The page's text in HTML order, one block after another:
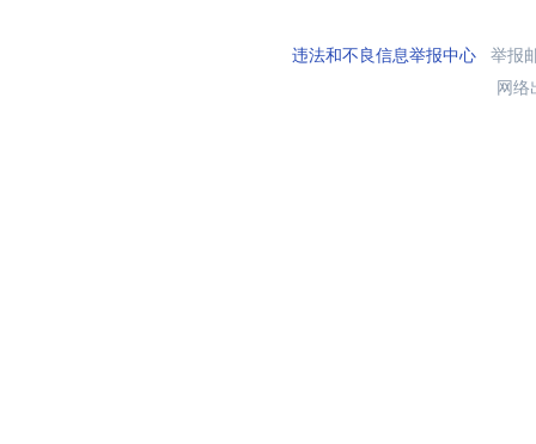
违法和不良信息举报中心举报
网